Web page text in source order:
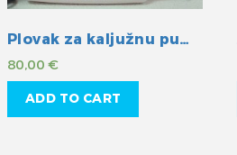
Plovak za kaljužnu pumpu Rule
80,00€
ADD TO CART